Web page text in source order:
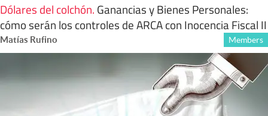
Dólares del colchón. Ganancias y Bienes Personales:
cómo serán los controles de ARCA con Inocencia Fiscal II
Matías Rufino Members